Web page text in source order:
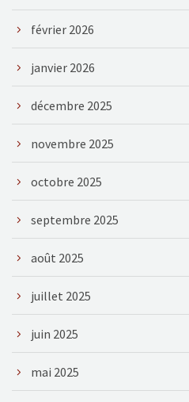
février 2026
janvier 2026
décembre 2025
novembre 2025
octobre 2025
septembre 2025
août 2025
juillet 2025
juin 2025
mai 2025